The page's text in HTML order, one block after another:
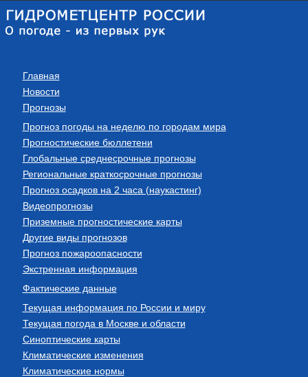
Главная
Новости
Прогнозы
Прогноз погоды на неделю по городам мира
Прогностические бюллетени
Глобальные среднесрочные прогнозы
Региональные краткосрочные прогнозы
Прогноз осадков на 2 часа (наукастинг)
Видеопрогнозы
Приземные прогностические карты
Другие виды прогнозов
Прогноз пожароопасности
Экстренная информация
Фактические данные
Текущая информация по России и миру
Текущая погода в Москве и области
Синоптические карты
Климатические изменения
Климатические нормы